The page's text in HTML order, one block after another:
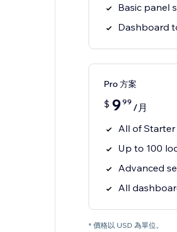
Basic panel
Dashboard
Pro 方案
$ 9 99 /月
All of Starter
Up to 100
Advanced
All
* 價格以 USD 為單位。